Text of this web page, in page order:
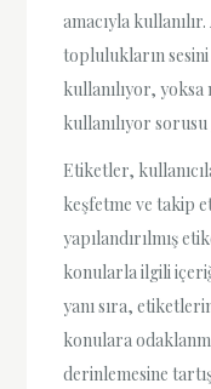
amacıyla
toplulukların
kullanılıyor, yoksa
kullanılıyor
Etiketler,
keşfetme ve takip
yapılandırılmış
konularla ilgili
yanı sıra,
konulara
derinlemesine